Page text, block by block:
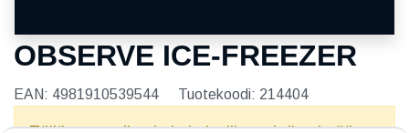
OBSERVE ICE-FREEZER
EAN: 4981910539544 Tuotekoodi: 214404